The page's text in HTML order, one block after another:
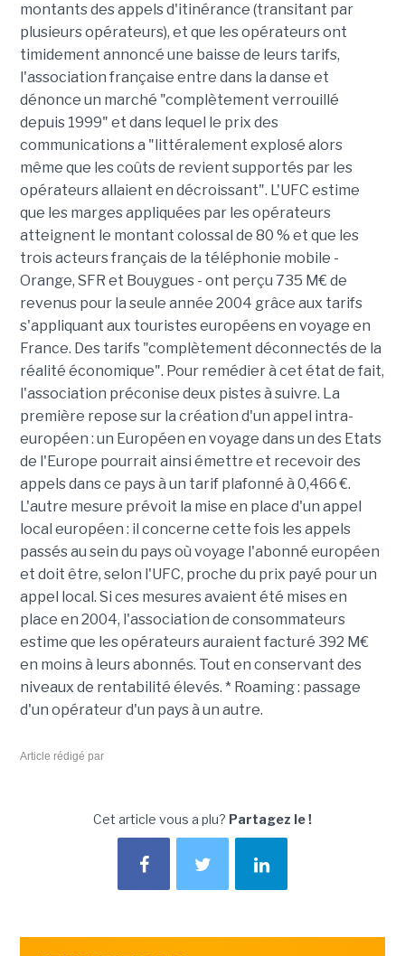
montants des appels d'itinérance (transitant par
plusieurs opérateurs), et que les opérateurs ont
timidement annoncé une baisse de leurs tarifs,
l'association française entre dans la danse et
dénonce un marché "complètement verrouillé
depuis 1999" et dans lequel le prix des
communications a "littéralement explosé alors
même que les coûts de revient supportés par les
opérateurs allaient en décroissant". L'UFC estime
que les marges appliquées par les opérateurs
atteignent le montant colossal de 80 % et que les
trois acteurs français de la téléphonie mobile -
Orange, SFR et Bouygues - ont perçu 735 M€ de
revenus pour la seule année 2004 grâce aux tarifs
s'appliquant aux touristes européens en voyage en
France. Des tarifs "complètement déconnectés de la
réalité économique". Pour remédier à cet état de fait,
l'association préconise deux pistes à suivre. La
première repose sur la création d'un appel intra-
européen : un Européen en voyage dans un des Etats
de l'Europe pourrait ainsi émettre et recevoir des
appels dans ce pays à un tarif plafonné à 0,466 €.
L'autre mesure prévoit la mise en place d'un appel
local européen : il concerne cette fois les appels
passés au sein du pays où voyage l'abonné européen
et doit être, selon l'UFC, proche du prix payé pour un
appel local. Si ces mesures avaient été mises en
place en 2004, l'association de consommateurs
estime que les opérateurs auraient facturé 392 M€
en moins à leurs abonnés. Tout en conservant des
niveaux de rentabilité élevés. * Roaming : passage
d'un opérateur d'un pays à un autre.
Article rédigé par
Cet article vous a plu? Partagez le !